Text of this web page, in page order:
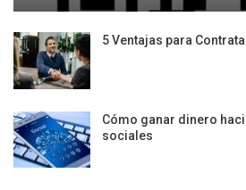
5 Ventajas para
Cómo ganar dinero
sociales